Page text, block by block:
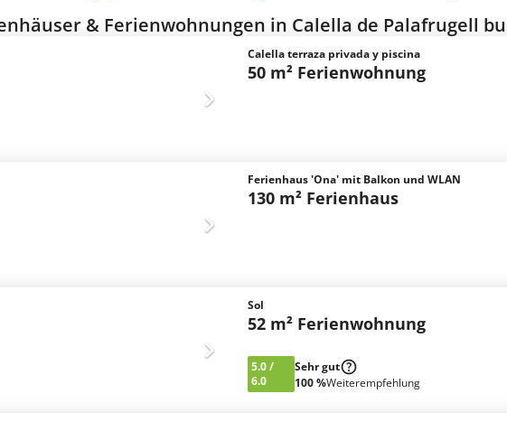
& Ferienwohnungen in Calella de Palafrugell
Calella terraza privada y piscina
50 m² Ferienwohnung
Ferienhaus 'Ona' mit Balkon und WLAN
130 m² Ferienhaus
Sol
52 m² Ferienwohnung
5.0/
6.0
Sehr gut
100 %Weiterempfehlung